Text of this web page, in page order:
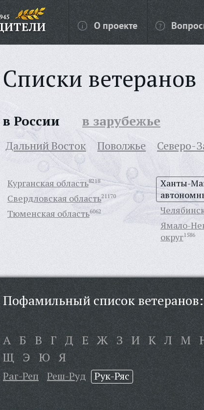
О проекте
Списки ветеранов
в России в зарубежье
Дальний Восток Поволжье Северо-
Курганская область8218
Свердловская область21170
Тюменская область6062
Ханты-
Ямало-
округ1586
Пофамильный список ветеранов:
А Б В Г Д Е Ж З И К Л М
Щ Э Ю Я
Раг-Реп Реш-Руд Рук-Ряс